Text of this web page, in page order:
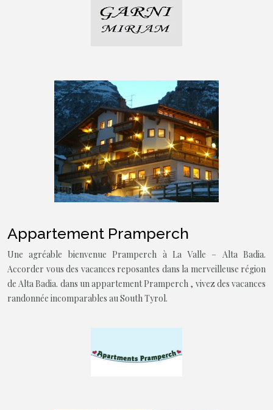
Appartement Pramperch
Une agréable bienvenue Pramperch à La Valle – Alta Badia.
Accorder vous des vacances reposantes dans la merveilleuse région
de Alta Badia. dans un appartement Pramperch , vivez des vacances
randonnée incomparables au South Tyrol.